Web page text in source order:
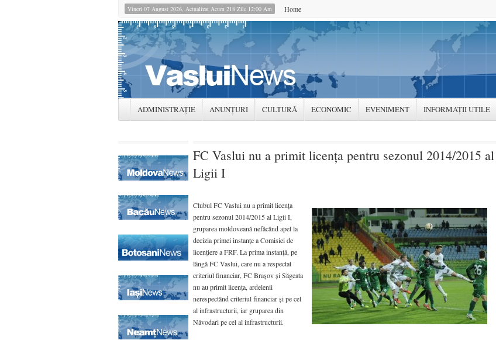
Vineri 07 August 2026, Actualizat Acum 218 Zile 12:00 Am Home
ADMINISTRAȚIE ANUNȚURI CULTURĂ ECONOMIC EVENIMENT INFORMAȚII UTILE
FC Vaslui nu a primit licenţa pentru sezonul 2014/2015 al
Ligii I
Clubul FC Vaslui nu a primit licenţa
pentru sezonul 2014/2015 al Ligii I,
gruparea moldoveană nefăcând apel la
decizia primei instanţe a Comisiei de
licenţiere a FRF. La prima instanţă, pe
lângă FC Vaslui, care nu a respectat
criteriul financiar, FC Braşov şi Săgeata
nu au primit licenţa, ardelenii
nerespectând criteriul financiar şi pe cel
al infrastructurii, iar gruparea din
Năvodari pe cel al infrastructurii.